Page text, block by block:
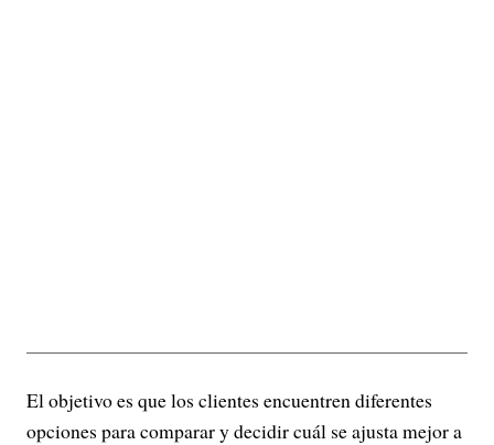
El objetivo es que los clientes encuentren diferentes
opciones para comparar y decidir cuál se ajusta mejor a